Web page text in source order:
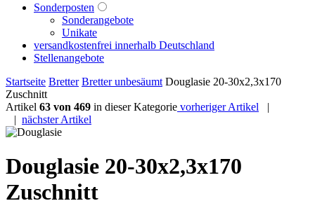
Sonderposten
Sonderangebote
Unikate
versandkostenfrei innerhalb Deutschland
Stellenangebote
Startseite Bretter Bretter unbesäumt Douglasie 20-30x2,3x170
Zuschnitt
Artikel 63 von 469 in dieser Kategorie vorheriger Artikel |
| nächster Artikel
Douglasie 20-30x2,3x170
Zuschnitt